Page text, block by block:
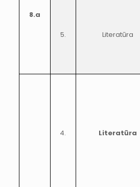
8.a
5. Literatūra
4. Literatūra